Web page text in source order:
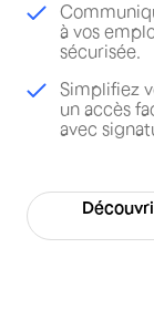
à vos
sécurisée.
Simplifiez
un accès
avec